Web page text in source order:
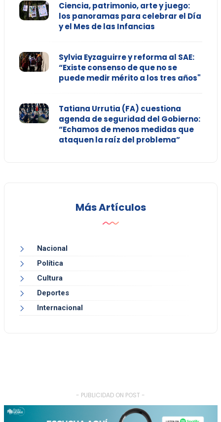
Ciencia, patrimonio, arte y juego:
los panoramas para celebrar el Día
y el Mes de las Infancias
Sylvia Eyzaguirre y reforma al SAE:
“Existe consenso de que no se
puede medir mérito a los tres años"
Tatiana Urrutia (FA) cuestiona
agenda de seguridad del Gobierno:
“Echamos de menos medidas que
ataquen la raíz del problema”
Más Artículos
Nacional
Política
Cultura
Deportes
Internacional
- PUBLICIDAD ON POST -